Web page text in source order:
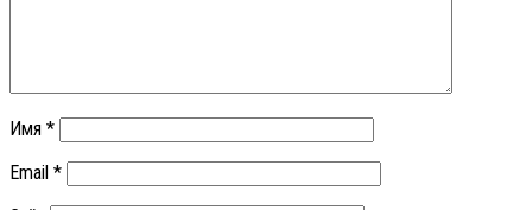
Имя *
Email *